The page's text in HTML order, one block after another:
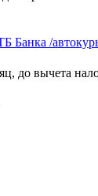
Банка /
до вычета